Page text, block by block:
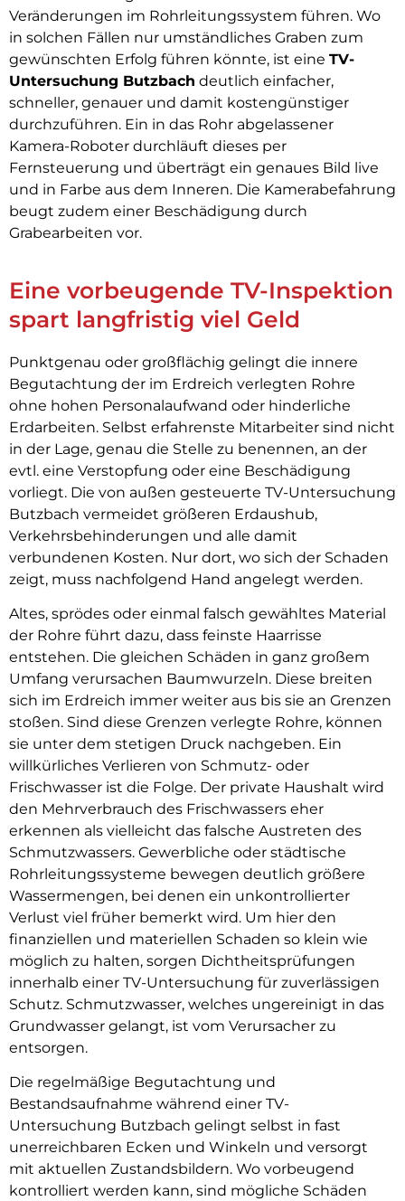
Veränderungen im Rohrleitungssystem führen. Wo
in solchen Fällen nur umständliches Graben zum
gewünschten Erfolg führen könnte, ist eine TV-
Untersuchung Butzbach deutlich einfacher,
schneller, genauer und damit kostengünstiger
durchzuführen. Ein in das Rohr abgelassener
Kamera-Roboter durchläuft dieses per
Fernsteuerung und überträgt ein genaues Bild live
und in Farbe aus dem Inneren. Die Kamerabefahrung
beugt zudem einer Beschädigung durch
Grabearbeiten vor.
Eine vorbeugende TV-Inspektion
spart langfristig viel Geld
Punktgenau oder großflächig gelingt die innere
Begutachtung der im Erdreich verlegten Rohre
ohne hohen Personalaufwand oder hinderliche
Erdarbeiten. Selbst erfahrenste Mitarbeiter sind nicht
in der Lage, genau die Stelle zu benennen, an der
evtl. eine Verstopfung oder eine Beschädigung
vorliegt. Die von außen gesteuerte TV-Untersuchung
Butzbach vermeidet größeren Erdaushub,
Verkehrsbehinderungen und alle damit
verbundenen Kosten. Nur dort, wo sich der Schaden
zeigt, muss nachfolgend Hand angelegt werden.
Altes, sprödes oder einmal falsch gewähltes Material
der Rohre führt dazu, dass feinste Haarrisse
entstehen. Die gleichen Schäden in ganz großem
Umfang verursachen Baumwurzeln. Diese breiten
sich im Erdreich immer weiter aus bis sie an Grenzen
stoßen. Sind diese Grenzen verlegte Rohre, können
sie unter dem stetigen Druck nachgeben. Ein
willkürliches Verlieren von Schmutz- oder
Frischwasser ist die Folge. Der private Haushalt wird
den Mehrverbrauch des Frischwassers eher
erkennen als vielleicht das falsche Austreten des
Schmutzwassers. Gewerbliche oder städtische
Rohrleitungssysteme bewegen deutlich größere
Wassermengen, bei denen ein unkontrollierter
Verlust viel früher bemerkt wird. Um hier den
finanziellen und materiellen Schaden so klein wie
möglich zu halten, sorgen Dichtheitsprüfungen
innerhalb einer TV-Untersuchung für zuverlässigen
Schutz. Schmutzwasser, welches ungereinigt in das
Grundwasser gelangt, ist vom Verursacher zu
entsorgen.
Die regelmäßige Begutachtung und
Bestandsaufnahme während einer TV-
Untersuchung Butzbach gelingt selbst in fast
unerreichbaren Ecken und Winkeln und versorgt
mit aktuellen Zustandsbildern. Wo vorbeugend
kontrolliert werden kann, sind mögliche Schäden